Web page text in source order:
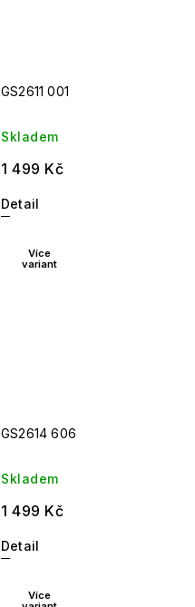
GS2611 001
Skladem
1 499 Kč
Detail
Více
variant
GS2614 606
Skladem
1 499 Kč
Detail
Více